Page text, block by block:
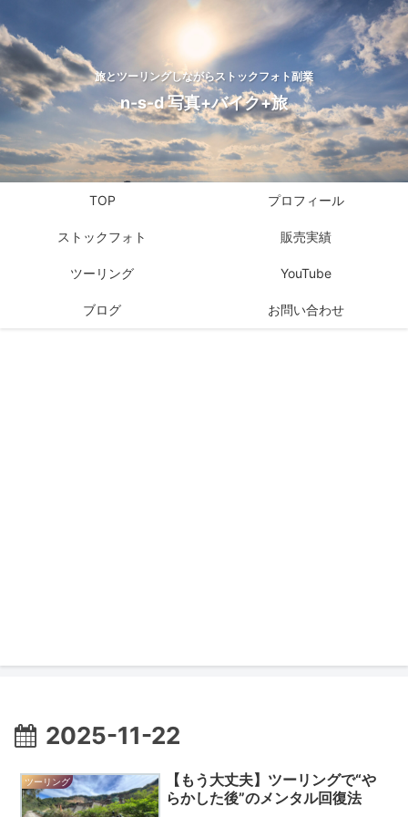
旅とツーリングしながらストックフォト副業
n-s-d 写真+バイク+旅
TOP プロフィール
ストックフォト 販売実績
ツーリング YouTube
ブログ お問い合わせ
2025-11-22
ツーリング
【もう大丈夫】ツーリングで“や
らかした後”のメンタル回復法